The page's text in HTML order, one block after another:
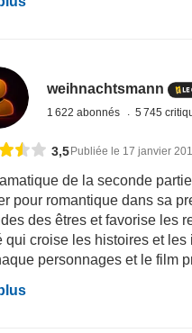
weihnachtsmann
1 622 abonnés 5 745
3,5 Publiée le 17 janvier
de la seconde
pour romantique dans sa
des êtres et favorise les
qui croise les histoires et
personnages et le film